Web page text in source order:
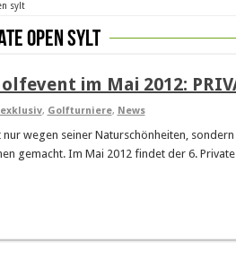
sylt
open sylt
im Mai 2012:
, Golfturniere, News
nur wegen seiner Naturschönheiten,
gemacht. Im Mai 2012 findet der 6.